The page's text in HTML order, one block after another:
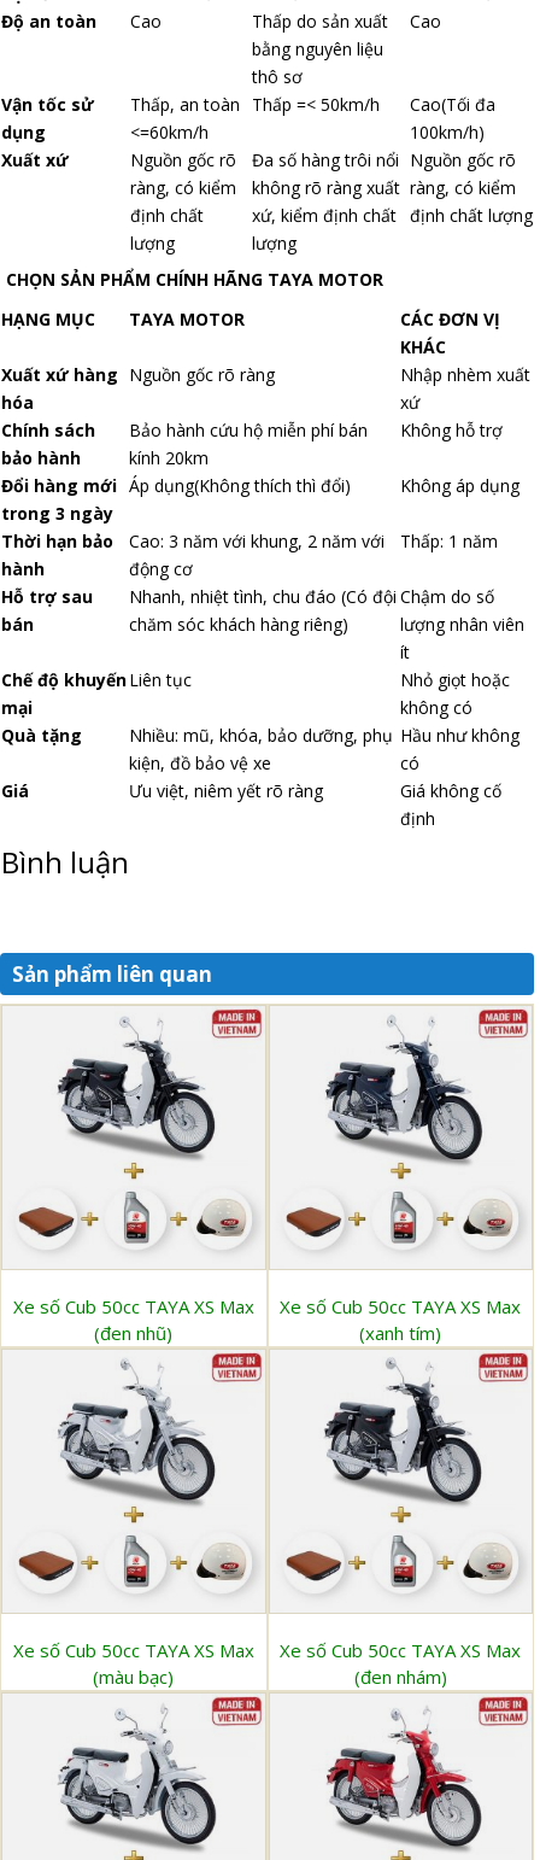
Độ an toàn
Cao
Thấp do sản xuất
bằng nguyên liệu
thô sơ
Cao
Vận tốc sử
dụng
Thấp, an toàn
<=60km/h
Thấp =< 50km/h
Cao(Tối đa
100km/h)
Xuất xứ
Nguồn gốc rõ
ràng, có kiểm
định chất
lượng
Đa số hàng trôi nổi
không rõ ràng xuất
xứ, kiểm định chất
lượng
Nguồn gốc rõ
ràng, có kiểm
định chất lượng
CHỌN SẢN PHẨM CHÍNH HÃNG TAYA MOTOR
HẠNG MỤC
TAYA MOTOR
CÁC ĐƠN VỊ
KHÁC
Xuất xứ hàng
hóa
Nguồn gốc rõ ràng
Nhập nhèm xuất
xứ
Chính sách
bảo hành
Bảo hành cứu hộ miễn phí bán
kính 20km
Không hỗ trợ
Đổi hàng mới
trong 3 ngày
Áp dụng(Không thích thì đổi) Không áp dụng
Thời hạn bảo
hành
Cao: 3 năm với khung, 2 năm với
động cơ
Thấp: 1 năm
Hỗ trợ sau
bán
Nhanh, nhiệt tình, chu đáo (Có đội
chăm sóc khách hàng riêng)
Chậm do số
lượng nhân viên
ít
Chế độ khuyến
mại
Liên tục
Nhỏ giọt hoặc
không có
Quà tặng
Nhiều: mũ, khóa, bảo dưỡng, phụ
kiện, đồ bảo vệ xe
Hầu như không
có
Giá
Ưu việt, niêm yết rõ ràng
Giá không cố
định
Bình luận
Sản phẩm liên quan
Xe số Cub 50cc TAYA XS Max
(đen nhũ)
Xe số Cub 50cc TAYA XS Max
(xanh tím)
Xe số Cub 50cc TAYA XS Max
(màu bạc)
Xe số Cub 50cc TAYA XS Max
(đen nhám)